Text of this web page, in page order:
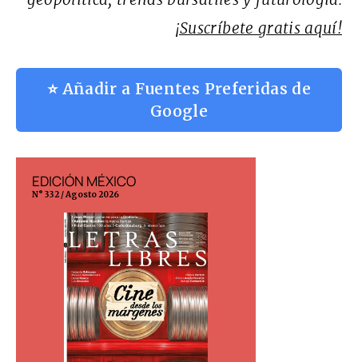
¡Suscríbete gratis aquí!
⭐ Añadir a Fuentes Preferidas de
Google
EDICIÓN MÉXICO
N° 332 / Agosto 2026